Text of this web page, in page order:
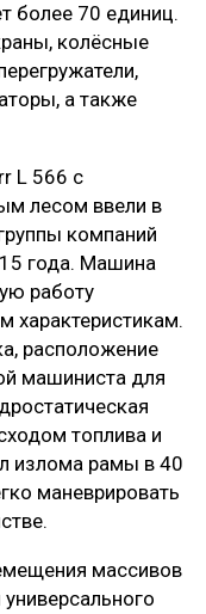
более 70 единиц.
колёсные
а также
L 566 с
лесом ввели в
компаний
года. Машина
работу
характеристикам.
расположение
машиниста для
топлива и
излома рамы в 40
маневрировать
массивов